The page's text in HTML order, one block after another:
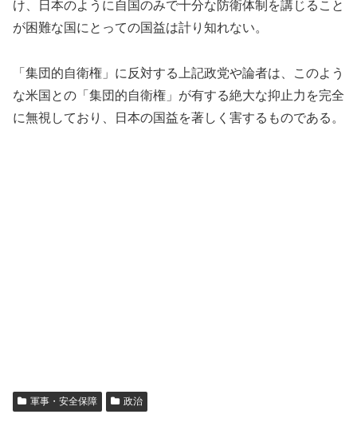
け、日本のように自国のみで十分な防衛体制を講じること
が困難な国にとっての国益は計り知れない。
「集団的自衛権」に反対する上記政党や論者は、このよう
な米国との「集団的自衛権」が有する絶大な抑止力を完全
に無視しており、日本の国益を著しく害するものである。
軍事・安全保障 政治